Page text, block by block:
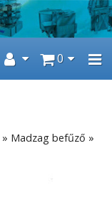
0
» Madzag befűző »